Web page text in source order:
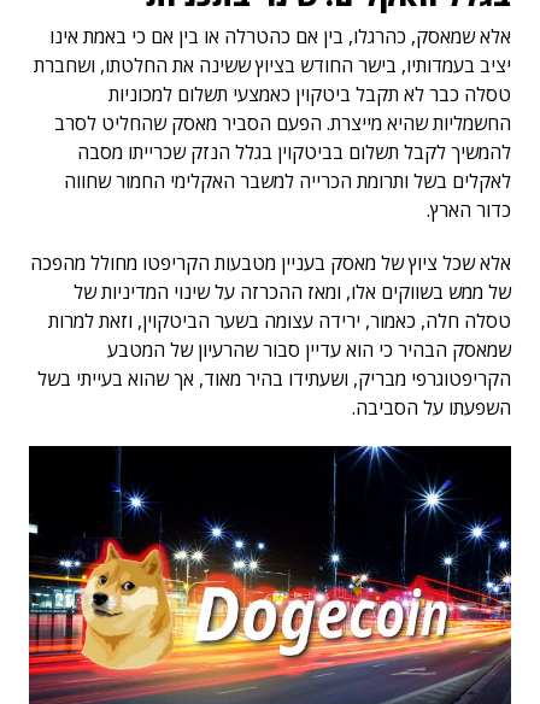
אלא שמאסק, כהרגלו, בין אם כהטרלה או בין אם כי באמת אינו
יציב בעמדותיו, בישר החודש בציוץ ששינה את החלטתו, ושחברת
טסלה כבר לא תקבל ביטקוין כאמצעי תשלום למכוניות
החשמליות שהיא מייצרת. הפעם הסביר מאסק שהחליט לסרב
להמשיך לקבל תשלום בביטקוין בגלל הנזק שכרייתו מסבה
לאקלים בשל ותרומת הכרייה למשבר האקלימי החמור שחווה
כדור הארץ.
אלא שכל ציוץ של מאסק בעניין מטבעות הקריפטו מחולל מהפכה
של ממש בשווקים אלו, ומאז ההכרזה על שינוי המדיניות של
טסלה חלה, כאמור, ירידה עצומה בשער הביטקוין, וזאת למרות
שמאסק הבהיר כי הוא עדיין סבור שהרעיון של המטבע
הקריפטוגרפי מבריק, ושעתידו בהיר מאוד, אך שהוא בעייתי בשל
השפעתו על הסביבה.